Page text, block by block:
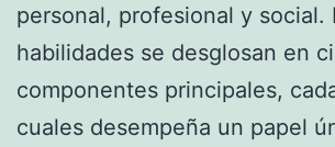
personal, profesional y social.
habilidades se desglosan en
componentes principales,
cuales desempeña un papel